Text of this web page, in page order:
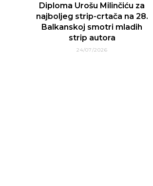
Diploma Urošu Milinčiću za
najboljeg strip-crtača na 28.
Balkanskoj smotri mladih
strip autora
24/07/2026